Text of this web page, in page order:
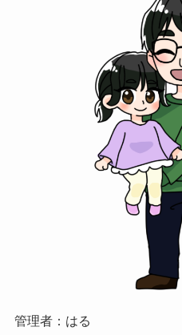
管理者：はる